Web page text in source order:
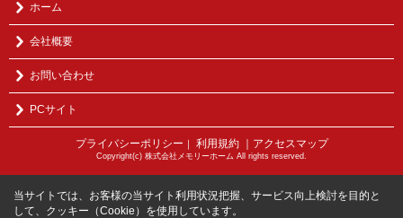
ホーム
会社概要
お問い合わせ
PCサイト
プライバシーポリシー 利用規約 ｜アクセスマップ
Copyright(c) 株式会社メモリーホーム All rights reserved.
当サイトでは、お客様の当サイト利用状況把握、サービス向上検討を目的と
して、クッキー（Cookie）を使用しています。